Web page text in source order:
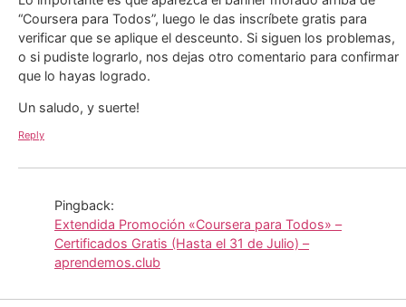
“Coursera para Todos”, luego le das inscríbete gratis para
verificar que se aplique el desceunto. Si siguen los problemas,
o si pudiste lograrlo, nos dejas otro comentario para confirmar
que lo hayas logrado.
Un saludo, y suerte!
Reply
Pingback:
Extendida Promoción «Coursera para Todos» –
Certificados Gratis (Hasta el 31 de Julio) –
aprendemos.club